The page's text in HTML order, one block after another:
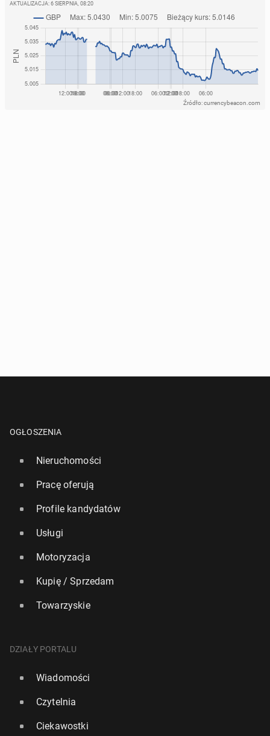
AKTUALIZACJA: 6 SIERPNIA, 08:20
Źródło: currencybeacon.com
OGŁOSZENIA
Nieruchomości
Pracę oferują
Profile kandydatów
Usługi
Motoryzacja
Kupię / Sprzedam
Towarzyskie
DZIAŁY PORTALU
Wiadomości
Czytelnia
Ciekawostki